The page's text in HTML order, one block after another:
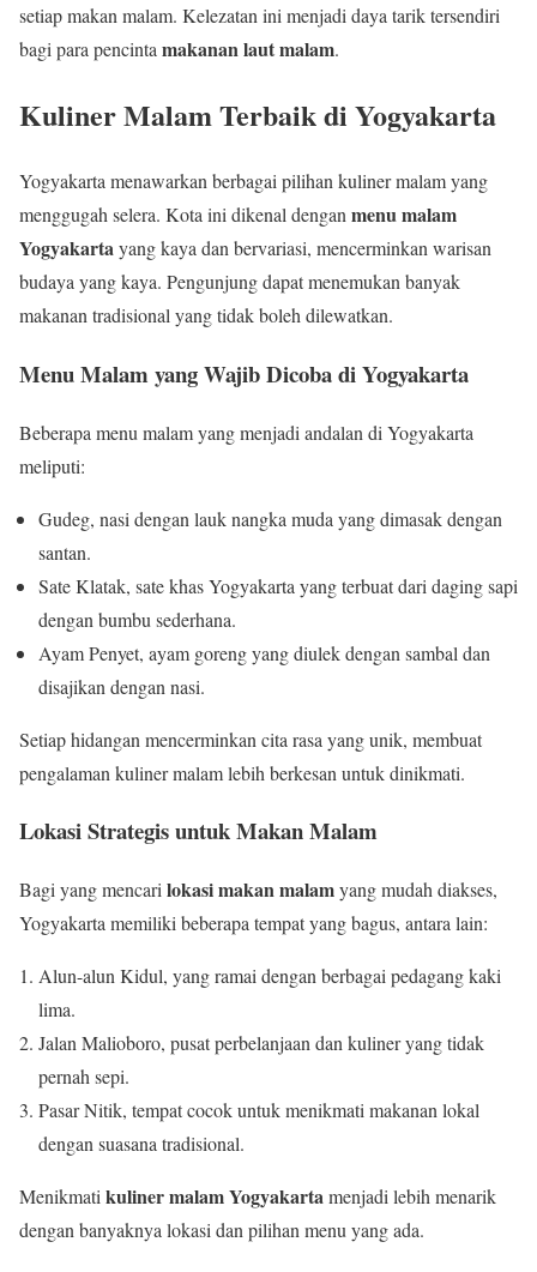
setiap makan malam. Kelezatan ini menjadi daya tarik tersendiri
bagi para pencintamakanan laut malam.
Kuliner Malam Terbaik di Yogyakarta
Yogyakarta menawarkan berbagai pilihan kuliner malam yang
menggugah selera. Kota ini dikenal dengan menu malam
Yogyakartayang kaya dan bervariasi, mencerminkan warisan
budaya yang kaya. Pengunjung dapat menemukan banyak
makanan tradisional yang tidak boleh dilewatkan.
Menu Malam yang Wajib Dicoba di Yogyakarta
Beberapa menu malam yang menjadi andalan di Yogyakarta
meliputi:
Gudeg, nasi dengan lauk nangka muda yang dimasak dengan
santan.
Sate Klatak, sate khas Yogyakarta yang terbuat dari daging sapi
dengan bumbu sederhana.
Ayam Penyet, ayam goreng yang diulek dengan sambal dan
disajikan dengan nasi.
Setiap hidangan mencerminkan cita rasa yang unik, membuat
pengalaman kuliner malam lebih berkesan untuk dinikmati.
Lokasi Strategis untuk Makan Malam
Bagi yang mencari lokasi makan malamyang mudah diakses,
Yogyakarta memiliki beberapa tempat yang bagus, antara lain:
Alun-alun Kidul, yang ramai dengan berbagai pedagang kaki
lima.
Jalan Malioboro, pusat perbelanjaan dan kuliner yang tidak
pernah sepi.
Pasar Nitik, tempat cocok untuk menikmati makanan lokal
dengan suasana tradisional.
Menikmati kuliner malam Yogyakartamenjadi lebih menarik
dengan banyaknya lokasi dan pilihan menu yang ada.